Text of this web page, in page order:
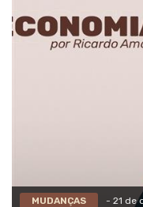
MUDANÇAS - 21 de